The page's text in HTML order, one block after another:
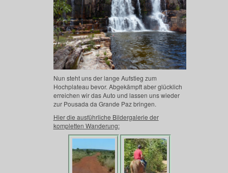
Nun steht uns der lange Aufstieg zum
Hochplateau bevor. Abgekämpft aber glücklich
erreichen wir das Auto und lassen uns wieder
zur Pousada da Grande Paz bringen.
Hier die ausführliche Bildergalerie der
kompletten Wanderung: